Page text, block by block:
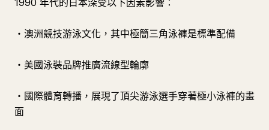
1990 年代的日本深受以下因素影響：
・澳洲競技游泳文化，其中極簡三角泳褲是標準配備
・美國泳裝品牌推廣流線型輪廓
・國際體育轉播，展現了頂尖游泳選手穿著極小泳褲的畫
面